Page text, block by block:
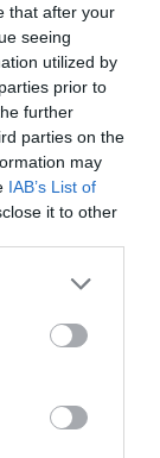
that after your
seeing
utilized by
prior to
further
parties on the
may
IAB’s List of
it to other